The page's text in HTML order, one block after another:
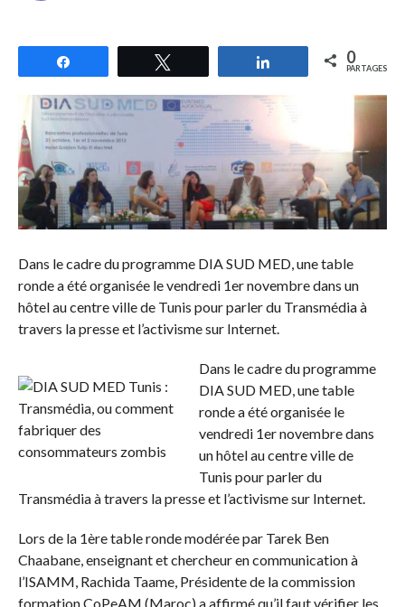
Partagez 0
PARTAGES
Dans le cadre du programme DIA SUD MED, une table
ronde a été organisée le vendredi 1er novembre dans un
hôtel au centre ville de Tunis pour parler du Transmédia à
travers la presse et l’activisme sur Internet.
Dans le cadre du programme
DIA SUD MED, une table
ronde a été organisée le
vendredi 1er novembre dans
un hôtel au centre ville de
Tunis pour parler du
Transmédia à travers la presse et l’activisme sur Internet.
Lors de la 1ère table ronde modérée par Tarek Ben
Chaabane, enseignant et chercheur en communication à
l’ISAMM, Rachida Taame, Présidente de la commission
formation CoPeAM (Maroc) a affirmé qu’il faut vérifier les